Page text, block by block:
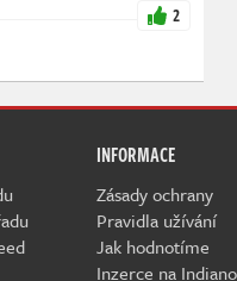
2
INFORMACE
Zásady ochrany
Pravidla užívání
Jak hodnotíme
Inzerce na